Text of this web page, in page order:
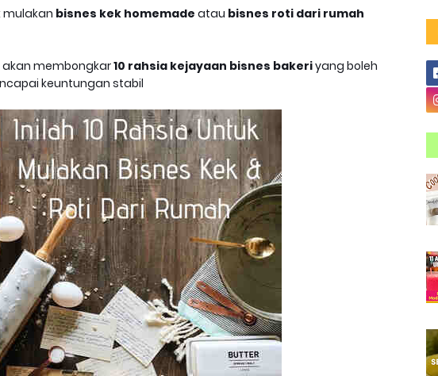
bisnes kek homemade atau bisnes roti dari rumah
akan membongkar10 rahsia kejayaan bisnes bakeriyang boleh
keuntungan stabil